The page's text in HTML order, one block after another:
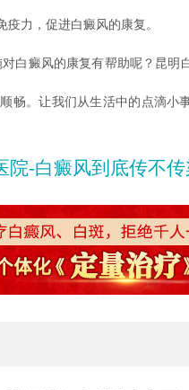
力，促进白癜风的康复。
癜风的康复有帮助呢？昆明
畅。让我们从生活中的点滴小
院-白癜风到底传不